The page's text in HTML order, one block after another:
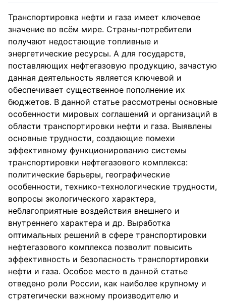
Транспортировка нефти и газа имеет ключевое
значение во всём мире. Страны-потребители
получают недостающие топливные и
энергетические ресурсы. А для государств,
поставляющих нефтегазовую продукцию, зачастую
данная деятельность является ключевой и
обеспечивает существенное пополнение их
бюджетов. В данной статье рассмотрены основные
особенности мировых соглашений и организаций в
области транспортировки нефти и газа. Выявлены
основные трудности, создающие помехи
эффективному функционированию системы
транспортировки нефтегазового комплекса:
политические барьеры, географические
особенности, технико-технологические трудности,
вопросы экологического характера,
неблагоприятные воздействия внешнего и
внутреннего характера и др. Выработка
оптимальных решений в сфере транспортировки
нефтегазового комплекса позволит повысить
эффективность и безопасность транспортировки
нефти и газа. Особое место в данной статье
отведено роли России, как наиболее крупному и
стратегически важному производителю и